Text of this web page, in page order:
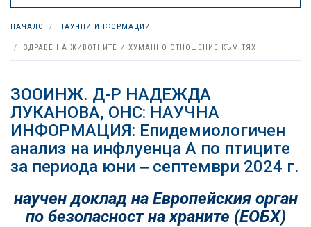
НАЧАЛО НАУЧНИ ИНФОРМАЦИИ
ЗДРАВЕ НА ЖИВОТНИТЕ И ХУМАННО ОТНОШЕНИЕ КЪМ ТЯХ
ЗООИНЖ. Д-Р НАДЕЖДА
ЛУКАНОВА, ОНС: НАУЧНА
ИНФОРМАЦИЯ: Епидемиологичен
анализ на инфлуенца А по птиците
за периода юни ‒ септември 2024 г.
научен доклад на Европейския орган
по безопасност на храните (ЕОБХ)